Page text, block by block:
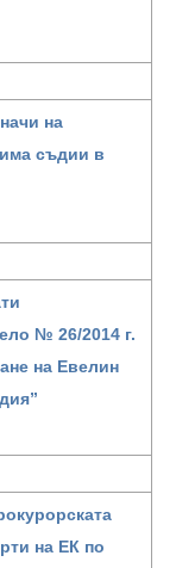
на
съдии в
№ 26/2014 г.
на Евелин
на ЕК по